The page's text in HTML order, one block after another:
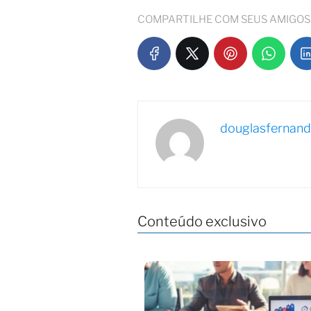
COMPARTILHE COM SEUS AMIGOS
Conteúdo exclusivo